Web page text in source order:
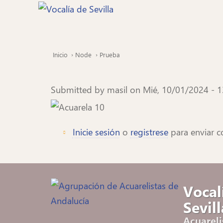
Ruta
navegación
Inicio Node Prueba
Submitted by masil on Mié, 10/01/2024 -
Foto
Inicie sesión o registresepara enviar